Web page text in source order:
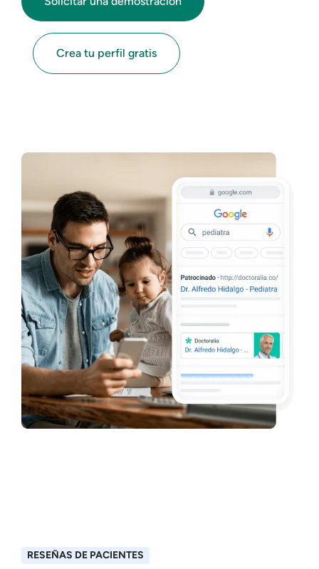
Crea tu perfil gratis
RESEÑAS DE PACIENTES